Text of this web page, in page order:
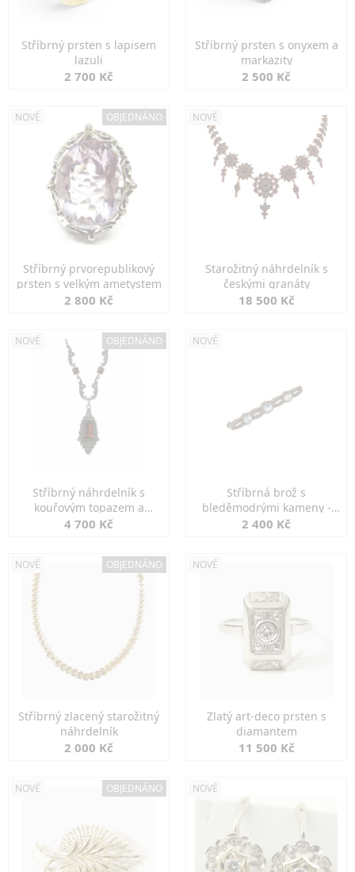
Stříbrný prsten s lapisem
lazuli
2 700 Kč
Stříbrný prsten s onyxem a
markazity
2 500 Kč
NOVÉ OBJEDNÁNO
Stříbrný prvorepublikový
prsten s velkým ametystem
2 800 Kč
NOVÉ
Starožitný náhrdelník s
českými granáty
18 500 Kč
NOVÉ OBJEDNÁNO
Stříbrný náhrdelník s
kouřovým topazem a
markazity
4 700 Kč
NOVÉ
Stříbrná brož s
bleděmodrými kameny -
jemná elegance
2 400 Kč
NOVÉ OBJEDNÁNO
Stříbrný zlacený starožitný
náhrdelník
2 000 Kč
NOVÉ
Zlatý art-deco prsten s
diamantem
11 500 Kč
NOVÉ OBJEDNÁNO NOVÉ